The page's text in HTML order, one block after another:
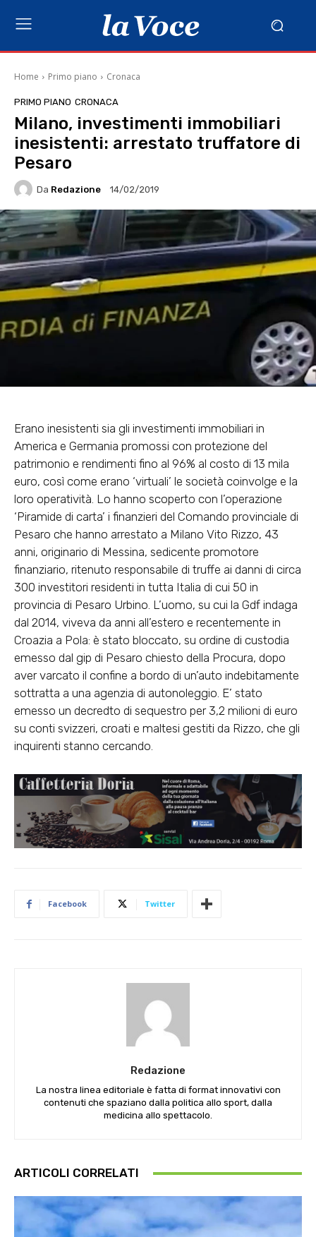
Home Primo piano Cronaca
PRIMO PIANO CRONACA
Milano, investimenti immobiliari
inesistenti: arrestato truffatore di
Pesaro
Da Redazione 14/02/2019
Erano inesistenti sia gli investimenti immobiliari in
America e Germania promossi con protezione del
patrimonio e rendimenti fino al 96% al costo di 13 mila
euro, così come erano ‘virtuali’ le società coinvolge e la
loro operatività. Lo hanno scoperto con l’operazione
‘Piramide di carta’ i finanzieri del Comando provinciale di
Pesaro che hanno arrestato a Milano Vito Rizzo, 43
anni, originario di Messina, sedicente promotore
finanziario, ritenuto responsabile di truffe ai danni di circa
300 investitori residenti in tutta Italia di cui 50 in
provincia di Pesaro Urbino. L’uomo, su cui la Gdf indaga
dal 2014, viveva da anni all’estero e recentemente in
Croazia a Pola: è stato bloccato, su ordine di custodia
emesso dal gip di Pesaro chiesto della Procura, dopo
aver varcato il confine a bordo di un’auto indebitamente
sottratta a una agenzia di autonoleggio. E’ stato
emesso un decredto di sequestro per 3,2 milioni di euro
su conti svizzeri, croati e maltesi gestiti da Rizzo, che gli
inquirenti stanno cercando.
Facebook Twitter
Redazione
La nostra linea editoriale è fatta di format innovativi con
contenuti che spaziano dalla politica allo sport, dalla
medicina allo spettacolo.
ARTICOLI CORRELATI